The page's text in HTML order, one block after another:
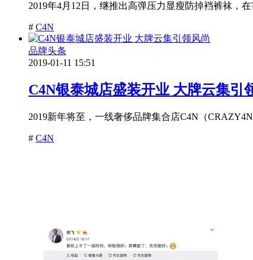
2019年4月12日，继推出高弹压力显瘦防掉裆裤袜，
# C4N
品牌头条
2019-01-11 15:51
C4N银泰城店盛装开业 大牌云集引
2019新年将至，一线奢侈品牌集合店C4N（
# C4N